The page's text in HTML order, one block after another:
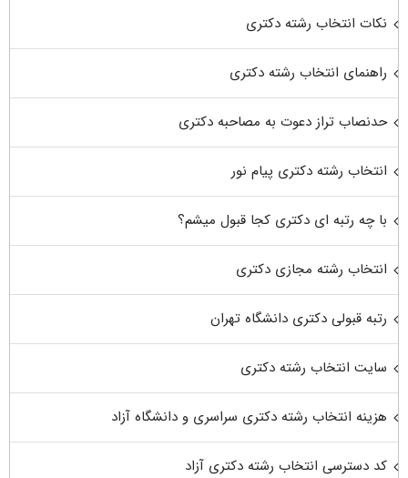
نکات انتخاب رشته دکتری
راهنمای انتخاب رشته دکتری
حدنصاب تراز دعوت به مصاحبه دکتری
انتخاب رشته دکتری پیام نور
با چه رتبه ای دکتری کجا قبول میشم؟
انتخاب رشته مجازی دکتری
رتبه قبولی دکتری دانشگاه تهران
سایت انتخاب رشته دکتری
هزینه انتخاب رشته دکتری سراسری و دانشگاه آزاد
کد دسترسی انتخاب رشته دکتری آزاد